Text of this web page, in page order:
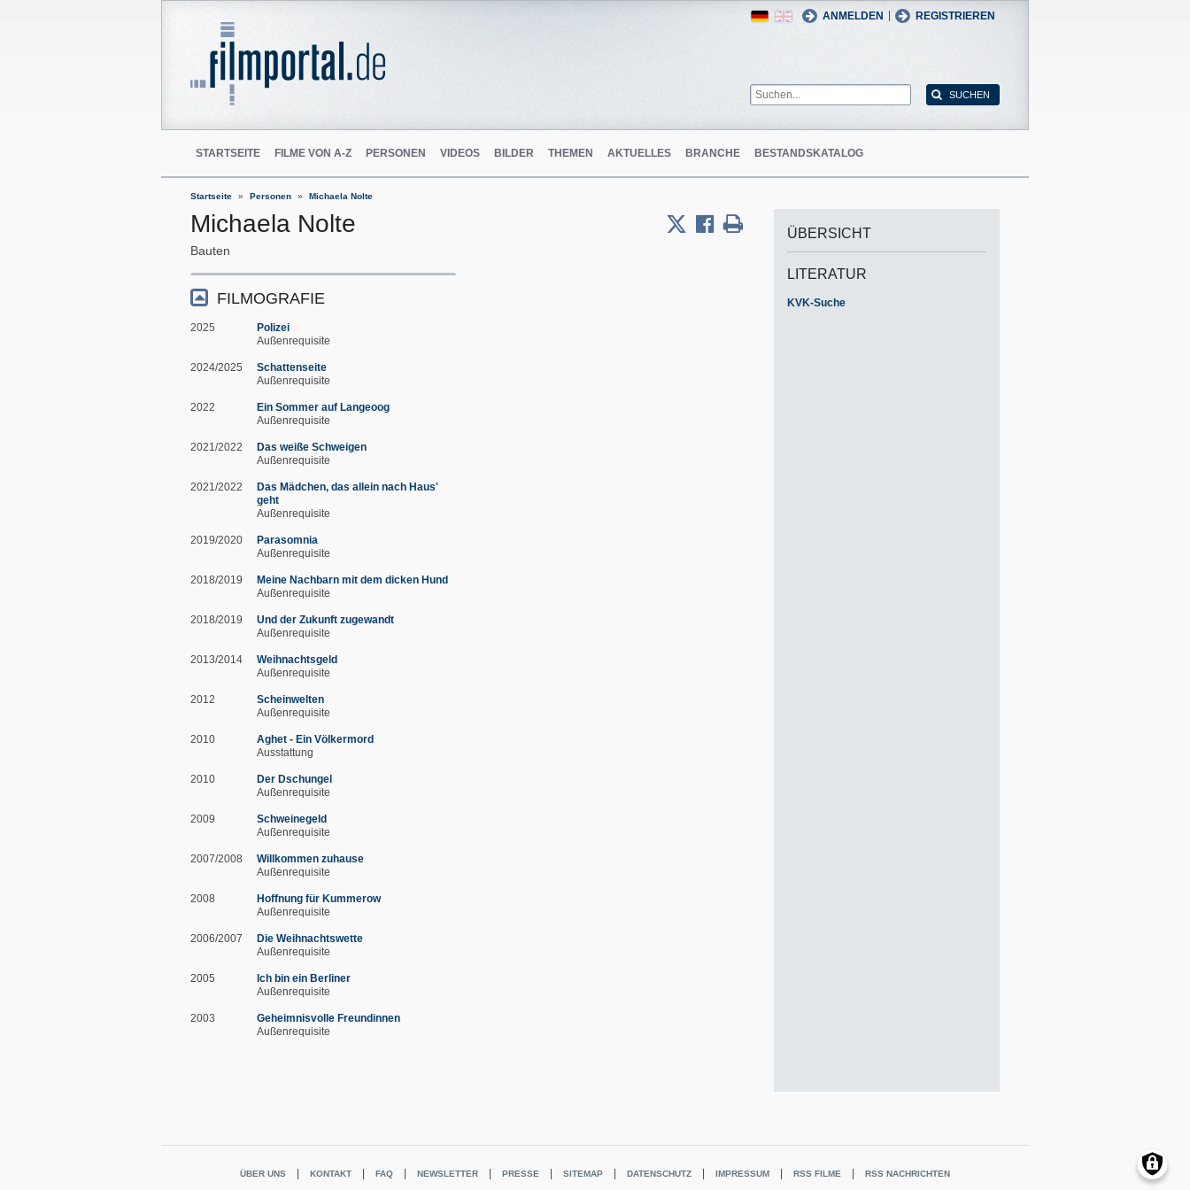
ANMELDEN REGISTRIEREN
English
German
STARTSEITE FILME VON A-Z PERSONEN VIDEOS BILDER THEMEN AKTUELLES BRANCHE BESTANDSKATALOG
Startseite Personen Michaela Nolte
Michaela Nolte
Bauten
FILMOGRAFIE
2025
Polizei
Außenrequisite
2024/2025
Schattenseite
Außenrequisite
2022
Ein Sommer auf Langeoog
Außenrequisite
2021/2022
Das weiße Schweigen
Außenrequisite
2021/2022
Das Mädchen, das allein nach Haus'
geht
Außenrequisite
2019/2020
Parasomnia
Außenrequisite
2018/2019
Meine Nachbarn mit dem dicken Hund
Außenrequisite
2018/2019
Und der Zukunft zugewandt
Außenrequisite
2013/2014
Weihnachtsgeld
Außenrequisite
2012
Scheinwelten
Außenrequisite
2010
Aghet - Ein Völkermord
Ausstattung
2010
Der Dschungel
Außenrequisite
2009
Schweinegeld
Außenrequisite
2007/2008
Willkommen zuhause
Außenrequisite
2008
Hoffnung für Kummerow
Außenrequisite
2006/2007
Die Weihnachtswette
Außenrequisite
2005
Ich bin ein Berliner
Außenrequisite
2003
Geheimnisvolle Freundinnen
Außenrequisite
ÜBERSICHT
LITERATUR
KVK-Suche
ÜBER UNS KONTAKT FAQ NEWSLETTER PRESSE SITEMAP DATENSCHUTZ IMPRESSUM RSS FILME RSS NACHRICHTEN